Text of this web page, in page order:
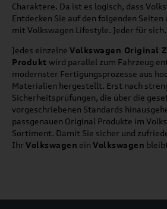
Charaktere. Da ist es logisch, dass
Entdecken Sie auf den folgenden
mit Volkswagen Lifestyle. Jeder für
Jedes einzelne Volkswagen Original
Produkt wird parallel zum Fahrzeug
modernster Fertigungsprozesse aus
Materialien hergestellt. Erst nach
Sicherheitsprüfungen, die über die
vorgeschriebenen Standards
passgenauen Original Produkte im
Sortiment. Damit Sie sicher und
Ihr Volkswagen ein Volkswagen